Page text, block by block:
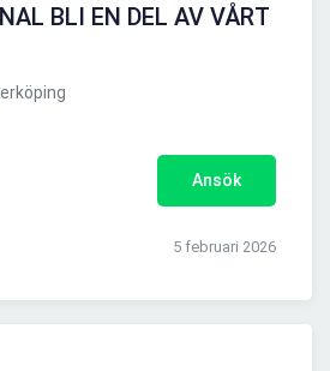
BLI EN DEL AV VÅRT
Ansök
5 februari 2026